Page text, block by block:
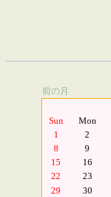
前の月
Sun Mon
1
2
8
9
15
16
22
23
29
30